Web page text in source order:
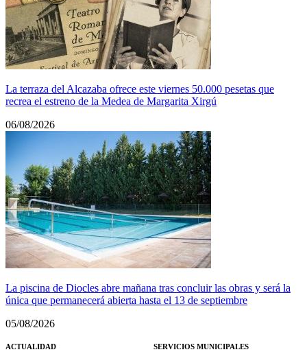
La terraza del Alcazaba ofrece este viernes 50.000 pesetas que
recrea el estreno de la Medea de Margarita Xirgú
06/08/2026
La piscina de Diocles abre mañana tras concluir las obras y será la
única que permanecerá abierta hasta el 13 de septiembre
05/08/2026
ACTUALIDAD SERVICIOS MUNICIPALES